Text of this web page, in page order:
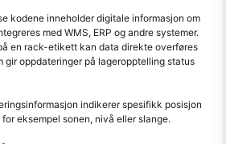
kodene inneholder digitale informasjon om
med WMS, ERP og andre systemer.
en rack-etikett kan data direkte overføres
gir oppdateringer på lageropptelling status
indikerer spesifikk posisjon
eksempel sonen, nivå eller slange.